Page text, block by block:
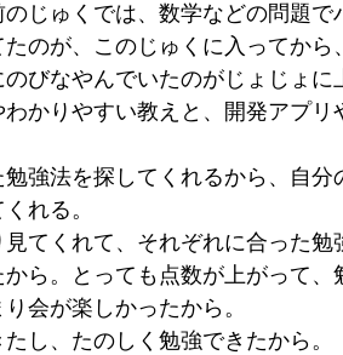
じゅくでは、数学などの問題
のが、このじゅくに入ってか
びなやんでいたのがじょじょに
かりやすい教えと、開発アプ
強法を探してくれるから、自
れる。
見てくれて、それぞれに合った
ら。とっても点数が上がって、
会が楽しかったから。
し、たのしく勉強できたから。